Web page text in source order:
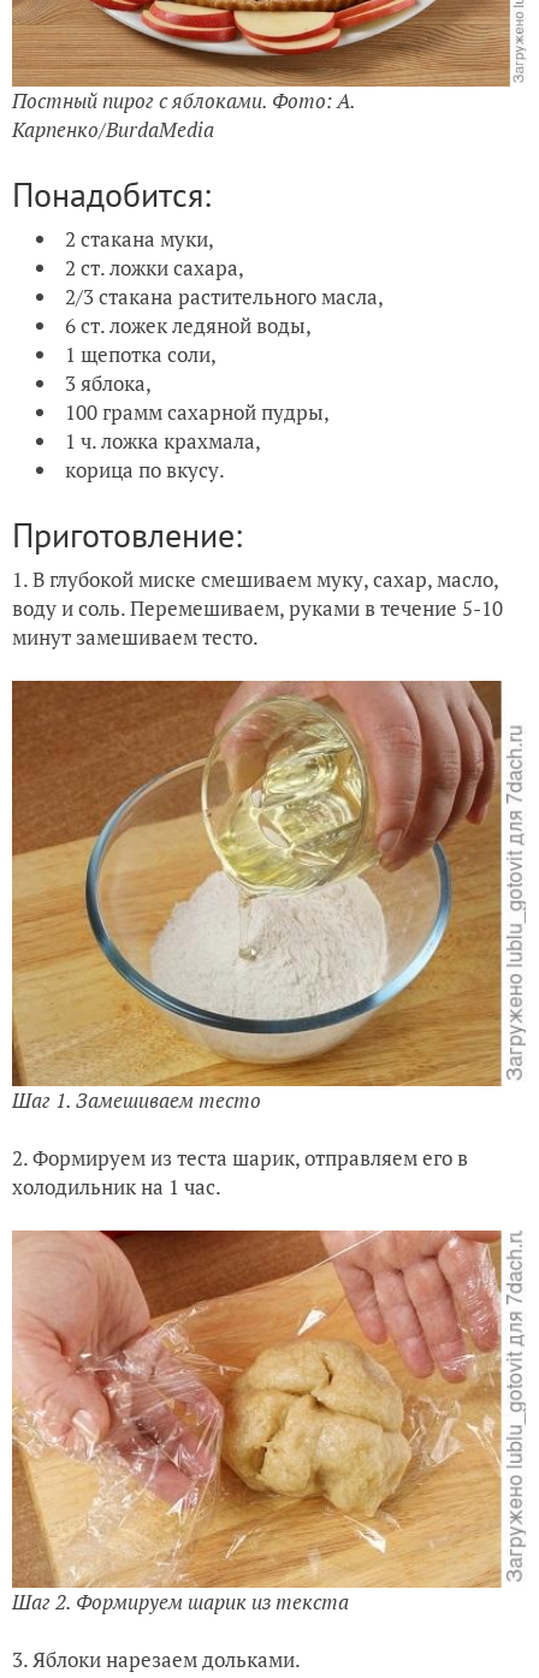
Постный пирог с яблоками. Фото: А.
Карпенко/BurdaMedia
Понадобится:
2 стакана муки,
2 ст. ложки сахара,
2/3 стакана растительного масла,
6 ст. ложек ледяной воды,
1 щепотка соли,
3 яблока,
100 грамм сахарной пудры,
1 ч. ложка крахмала,
корица по вкусу.
Приготовление:
1. В глубокой миске смешиваем муку, сахар, масло,
воду и соль. Перемешиваем, руками в течение 5-10
минут замешиваем тесто.
Шаг 1. Замешиваем тесто
2. Формируем из теста шарик, отправляем его в
холодильник на 1 час.
Шаг 2. Формируем шарик из текста
3. Яблоки нарезаем дольками.